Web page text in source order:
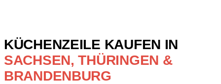
KÜCHENZEILE KAUFEN IN
SACHSEN, THÜRINGEN &
BRANDENBURG